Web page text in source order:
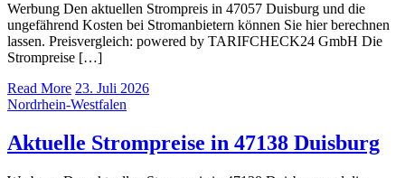
Werbung Den aktuellen Strompreis in 47057 Duisburg und die
ungefährend Kosten bei Stromanbietern können Sie hier berechnen
lassen. Preisvergleich: powered by TARIFCHECK24 GmbH Die
Strompreise […]
Read More 23. Juli 2026
Nordrhein-Westfalen
Aktuelle Strompreise in 47138 Duisburg